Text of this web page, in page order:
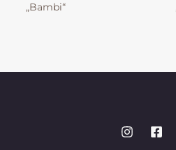
„Bambi“